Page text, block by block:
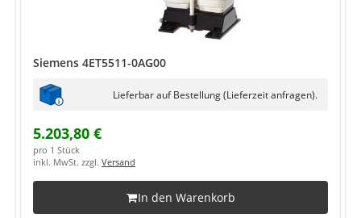
Siemens 4ET5511-0AG00
Lieferbar auf Bestellung (Lieferzeit anfragen).
5.203,80 €
pro 1 Stück
inkl. MwSt. zzgl. Versand
In den Warenkorb